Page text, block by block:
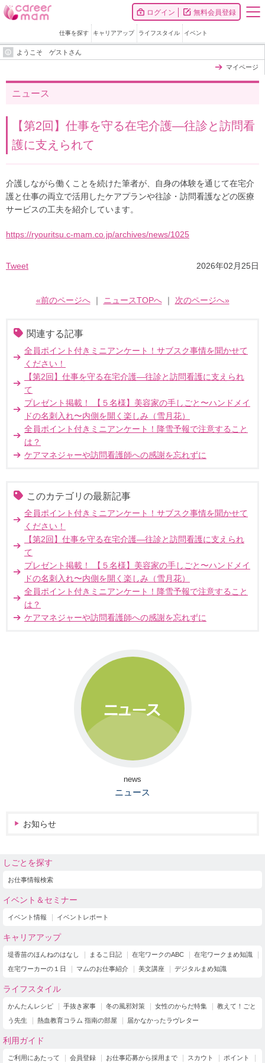
ログイン 無料会員登録
仕事を探す キャリアアップ ライフスタイル イベント
ようこそ ゲストさん
マイページ
ニュース
【第2回】仕事を守る在宅介護―往診と訪問看
護に支えられて
介護しながら働くことを続けた筆者が、自身の体験を通じて在宅介
護と仕事の両立で活用したケアプランや往診・訪問看護などの医療
サービスの工夫を紹介しています。
https://ryouritsu.c-mam.co.jp/archives/news/1025
Tweet 2026年02月25日
«前のページへ｜ ニュースTOPへ｜ 次のページへ»
関連する記事
全員ポイント付きミニアンケート！サブスク事情を聞かせて
ください！
【第2回】仕事を守る在宅介護―往診と訪問看護に支えられ
て
プレゼント掲載！ 【５名様】美容家の手しごと〜ハンドメイ
ドの名刺入れ〜内側を開く楽しみ（雪月花）
全員ポイント付きミニアンケート！降雪予報で注意すること
は？
ケアマネジャーや訪問看護師への感謝を忘れずに
このカテゴリの最新記事
全員ポイント付きミニアンケート！サブスク事情を聞かせて
ください！
【第2回】仕事を守る在宅介護―往診と訪問看護に支えられ
て
プレゼント掲載！ 【５名様】美容家の手しごと〜ハンドメイ
ドの名刺入れ〜内側を開く楽しみ（雪月花）
全員ポイント付きミニアンケート！降雪予報で注意すること
は？
ケアマネジャーや訪問看護師への感謝を忘れずに
news
ニュース
お知らせ
しごとを探す
お仕事情報検索
イベント＆セミナー
イベント情報 イベントレポート
キャリアアップ
堤香苗のほんねのはなし まるこ日記 在宅ワークのABC
在宅ワークまめ知識
在宅ワーカーの１日
マムのお仕事紹介 美文講座 デジタルまめ知識
ライフスタイル
かんたんレシピ 手抜き家事 冬の風邪対策 女性のからだ特集
教えて！ごと
う先生
熱血教育コラム 指南の部屋 届かなかったラヴレター
利用ガイド
ご利用にあたって 会員登録 お仕事応募から採用まで スカウト ポイント